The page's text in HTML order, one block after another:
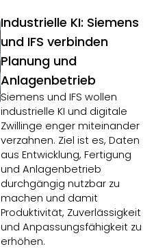
Industrielle KI: Siemens
und IFS verbinden
Planung und
Anlagenbetrieb
Siemens und IFS wollen
industrielle KI und digitale
Zwillinge enger miteinander
verzahnen. Ziel ist es, Daten
aus Entwicklung, Fertigung
und Anlagenbetrieb
durchgängig nutzbar zu
machen und damit
Produktivität, Zuverlässigkeit
und Anpassungsfähigkeit zu
erhöhen.